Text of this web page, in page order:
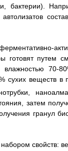
бактерии).
готовят путем
влажностью 70-
сухих веществ в
затем
гранул
свойств: